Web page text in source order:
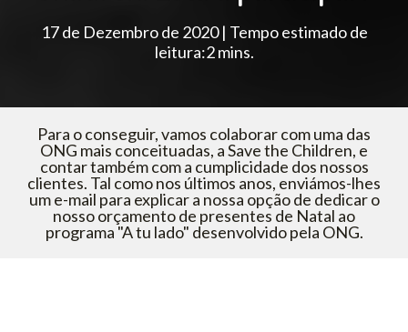
17 de Dezembro de 2020 | Tempo estimado de
leitura:2 mins.
Para o conseguir, vamos colaborar com uma das
ONG mais conceituadas, a Save the Children, e
contar também com a cumplicidade dos nossos
clientes. Tal como nos últimos anos, enviámos-lhes
um e-mail para explicar a nossa opção de dedicar o
nosso orçamento de presentes de Natal ao
programa "A tu lado" desenvolvido pela ONG.